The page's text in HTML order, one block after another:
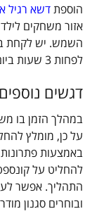
הוספתדשא רגיל
אזור משחקים
השמש. יש לקחת
לפחות 3 שעות ביום , ולכן נשקול דשא סינטטי איכותי.
דגשים נוספים
במהלך הזמן בו
על כן, מומלץ
באמצעות
להחליט על
התהליך. אפשר
ובוחרים סגנון